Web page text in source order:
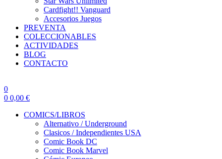
Cardfight!! Vanguard
Accesorios Juegos
PREVENTA
COLECCIONABLES
ACTIVIDADES
BLOG
CONTACTO
0
0 0,00 €
COMICS/LIBROS
Alternativo / Underground
Clasicos / Independientes USA
Comic Book DC
Comic Book Marvel